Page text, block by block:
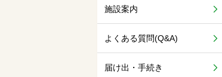
施設案内
よくある質問(Q&A)
届け出・手続き